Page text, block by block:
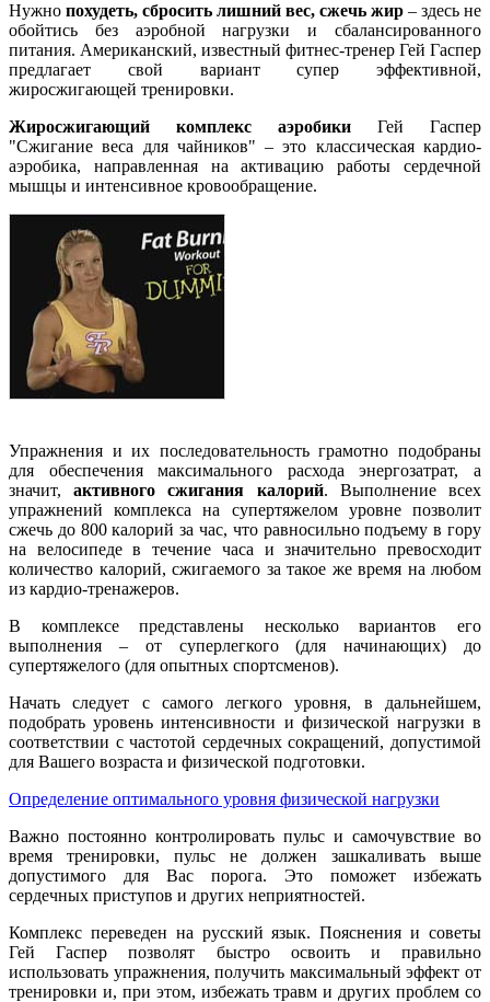
Нужно похудеть, сбросить лишний вес, сжечь жир – здесь не
обойтись без аэробной нагрузки и сбалансированного
питания. Американский, известный фитнес-тренер Гей Гаспер
предлагает свой вариант супер эффективной,
жиросжигающей тренировки.
Жиросжигающий комплекс аэробики Гей Гаспер
"Сжигание веса для чайников" – это классическая кардио-
аэробика, направленная на активацию работы сердечной
мышцы и интенсивное кровообращение.
Упражнения и их последовательность грамотно подобраны
для обеспечения максимального расхода энергозатрат, а
значит,активного сжигания калорий. Выполнение всех
упражнений комплекса на супертяжелом уровне позволит
сжечь до 800 калорий за час, что равносильно подъему в гору
на велосипеде в течение часа и значительно превосходит
количество калорий, сжигаемого за такое же время на любом
из кардио-тренажеров.
В комплексе представлены несколько вариантов его
выполнения – от суперлегкого (для начинающих) до
супертяжелого (для опытных спортсменов).
Начать следует с самого легкого уровня, в дальнейшем,
подобрать уровень интенсивности и физической нагрузки в
соответствии с частотой сердечных сокращений, допустимой
для Вашего возраста и физической подготовки.
Определение оптимального уровня физической нагрузки
Важно постоянно контролировать пульс и самочувствие во
время тренировки, пульс не должен зашкаливать выше
допустимого для Вас порога. Это поможет избежать
сердечных приступов и других неприятностей.
Комплекс переведен на русский язык. Пояснения и советы
Гей Гаспер позволят быстро освоить и правильно
использовать упражнения, получить максимальный эффект от
тренировки и, при этом, избежать травм и других проблем со